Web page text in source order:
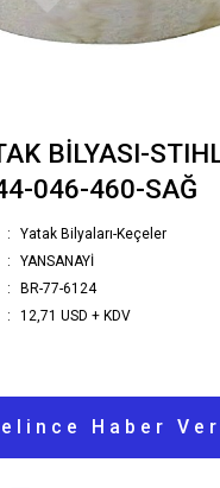
BİLYASI-
046-460-SAĞ
Yatak Bilyaları-Keçeler
YANSANAYİ
BR-77-6124
12,71 USD + KDV
Haber Ver